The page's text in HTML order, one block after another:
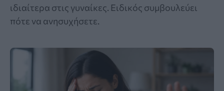
ιδιαίτερα στις γυναίκες. Ειδικός συμβουλεύει
πότε να ανησυχήσετε.